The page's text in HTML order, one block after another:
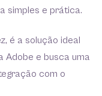
simples e prática.
é a solução ideal
Adobe e busca uma
com o